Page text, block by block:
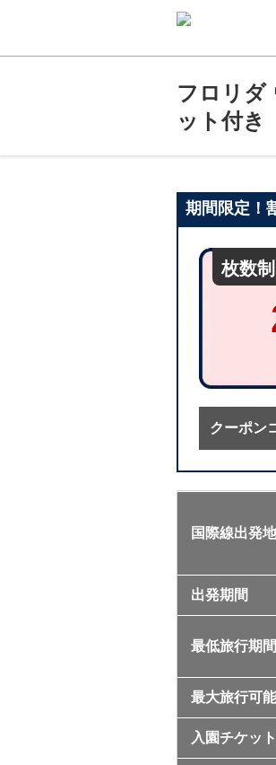
フロリダ
ット付き
期間限定！
クーポン
国際線出発地
出発期間
最低旅行期間
最大旅行可
入園チケッ